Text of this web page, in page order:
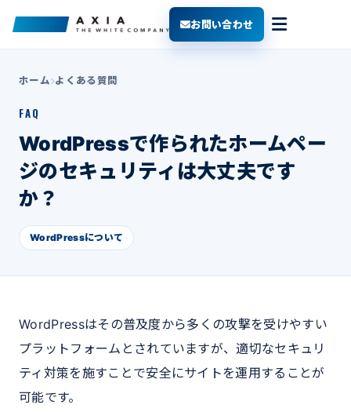
お問い合わせ
ホーム よくある質問
FAQ
WordPressで作られたホームペー
ジのセキュリティは大丈夫です
か？
WordPressについて
WordPressはその普及度から多くの攻撃を受けやすい
プラットフォームとされていますが、適切なセキュリ
ティ対策を施すことで安全にサイトを運用することが
可能です。